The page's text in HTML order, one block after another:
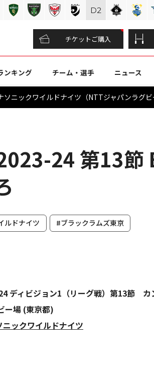
チケットご購入
ンキング チーム・選手 ニュース
ソニックワイルドナイツ（NTTジャパンラグ
24 第13節
ルドナイツ #ブラックラムズ東京
ディビジョン1（リーグ戦）第13節 カ
ー場 (東京都)
ックワイルドナイツ
D2